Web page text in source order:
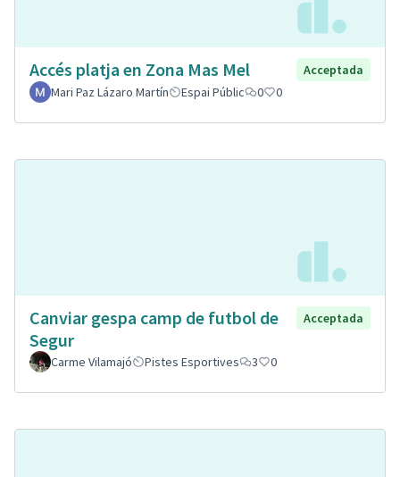
Accés platja en Zona Mas Mel
Acceptada
Mari Paz Lázaro Martín
Espai Públic 0 0
Canviar gespa camp de futbol de
Segur
Acceptada
Carme Vilamajó Pistes Esportives 3 0